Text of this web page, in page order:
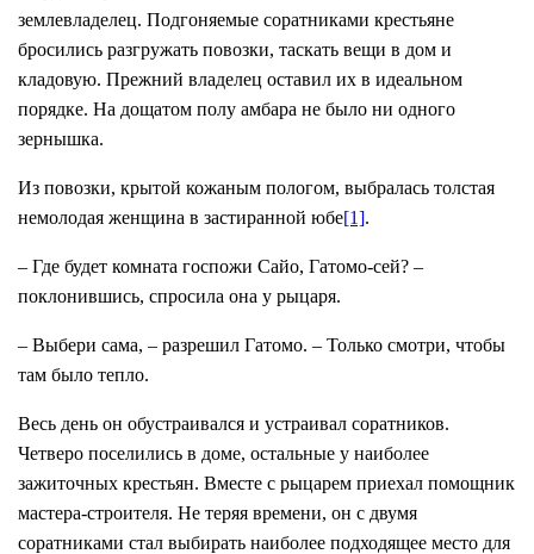
землевладелец. Подгоняемые соратниками крестьяне
бросились разгружать повозки, таскать вещи в дом и
кладовую. Прежний владелец оставил их в идеальном
порядке. На дощатом полу амбара не было ни одного
зернышка.
Из повозки, крытой кожаным пологом, выбралась толстая
немолодая женщина в застиранной юбе[1].
– Где будет комната госпожи Сайо, Гатомо-сей? –
поклонившись, спросила она у рыцаря.
– Выбери сама, – разрешил Гатомо. – Только смотри, чтобы
там было тепло.
Весь день он обустраивался и устраивал соратников.
Четверо поселились в доме, остальные у наиболее
зажиточных крестьян. Вместе с рыцарем приехал помощник
мастера-строителя. Не теряя времени, он с двумя
соратниками стал выбирать наиболее подходящее место для